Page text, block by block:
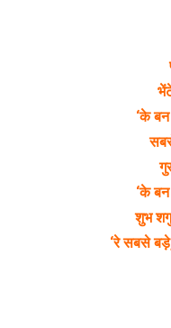
‘के
‘के
शुभ
‘रे सबसे